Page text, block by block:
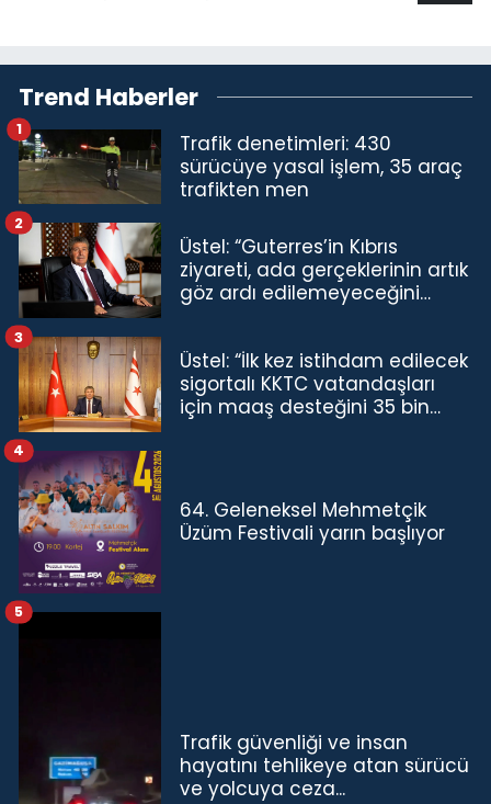
Trend Haberler
Trafik denetimleri: 430
sürücüye yasal işlem, 35 araç
trafikten men
1
Üstel: “Guterres’in Kıbrıs
ziyareti, ada gerçeklerinin artık
göz ardı edilemeyeceğini
2
Üstel: “İlk kez istihdam edilecek
sigortalı KKTC vatandaşları
için maaş desteğini 35 bin
3
64. Geleneksel Mehmetçik
Üzüm Festivali yarın başlıyor
4
Trafik güvenliği ve insan
hayatını tehlikeye atan sürücü
ve yolcuya ceza...
5